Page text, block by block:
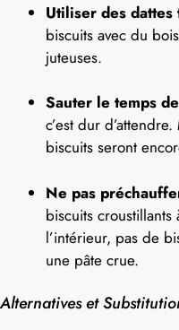
Utiliser des dattes
biscuits avec du
juteuses.
Sauter le temps
c’est dur
biscuits seront
Ne pas
biscuits croustillants
l’intérieur, pas de
une pâte crue.
Alternatives et